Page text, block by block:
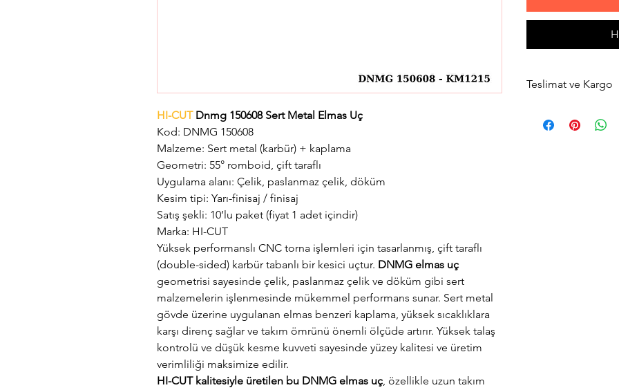
HI-CUTDnmg 150608 Sert Metal Elmas Uç
Kod: DNMG 150608
Malzeme: Sert metal (karbür) + kaplama
Geometri: 55° romboid, çift taraflı
Uygulama alanı: Çelik, paslanmaz çelik, döküm
Kesim tipi: Yarı-finisaj / finisaj
Satış şekli: 10’lu paket (fiyat 1 adet içindir)
Marka: HI-CUT
Yüksek performanslı CNC torna işlemleri için tasarlanmış, çift taraflı
(double-sided) karbür tabanlı bir kesici uçtur. DNMG elmas uç
geometrisi sayesinde çelik, paslanmaz çelik ve döküm gibi sert
malzemelerin işlenmesinde mükemmel performans sunar. Sert metal
gövde üzerine uygulanan elmas benzeri kaplama, yüksek sıcaklıklara
karşı direnç sağlar ve takım ömrünü önemli ölçüde artırır. Yüksek talaş
kontrolü ve düşük kesme kuvveti sayesinde yüzey kalitesi ve üretim
verimliliği maksimize edilir.
HI-CUT kalitesiyle üretilen bu DNMG elmas uç, özellikle uzun takım
Teslimat ve Kargo
gün içerisinde